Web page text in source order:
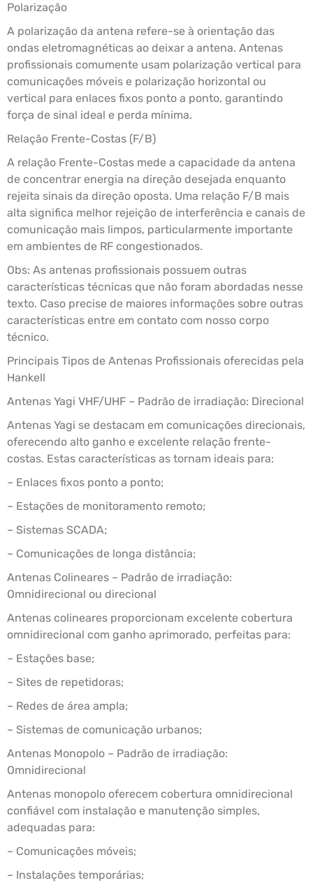
Polarização
A polarização da antena refere-se à orientação das
ondas eletromagnéticas ao deixar a antena. Antenas
profissionais comumente usam polarização vertical para
comunicações móveis e polarização horizontal ou
vertical para enlaces fixos ponto a ponto, garantindo
força de sinal ideal e perda mínima.
Relação Frente-Costas (F/B)
A relação Frente-Costas mede a capacidade da antena
de concentrar energia na direção desejada enquanto
rejeita sinais da direção oposta. Uma relação F/B mais
alta significa melhor rejeição de interferência e canais de
comunicação mais limpos, particularmente importante
em ambientes de RF congestionados.
Obs: As antenas profissionais possuem outras
características técnicas que não foram abordadas nesse
texto. Caso precise de maiores informações sobre outras
características entre em contato com nosso corpo
técnico.
Principais Tipos de Antenas Profissionais oferecidas pela
Hankell
Antenas Yagi VHF/UHF – Padrão de irradiação: Direcional
Antenas Yagi se destacam em comunicações direcionais,
oferecendo alto ganho e excelente relação frente-
costas. Estas características as tornam ideais para:
– Enlaces fixos ponto a ponto;
– Estações de monitoramento remoto;
– Sistemas SCADA;
– Comunicações de longa distância;
Antenas Colineares – Padrão de irradiação:
Omnidirecional ou direcional
Antenas colineares proporcionam excelente cobertura
omnidirecional com ganho aprimorado, perfeitas para:
– Estações base;
– Sites de repetidoras;
– Redes de área ampla;
– Sistemas de comunicação urbanos;
Antenas Monopolo – Padrão de irradiação:
Omnidirecional
Antenas monopolo oferecem cobertura omnidirecional
confiável com instalação e manutenção simples,
adequadas para:
– Comunicações móveis;
– Instalações temporárias;